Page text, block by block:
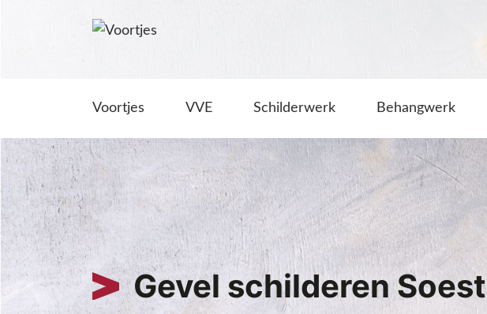
Voortjes VVE Schilderwerk Behangwerk
Gevel schilderen Soest